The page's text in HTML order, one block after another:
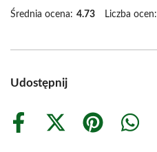
Średnia ocena: 4.73 Liczba ocen:
Udostępnij
Share
Share
Share
Share